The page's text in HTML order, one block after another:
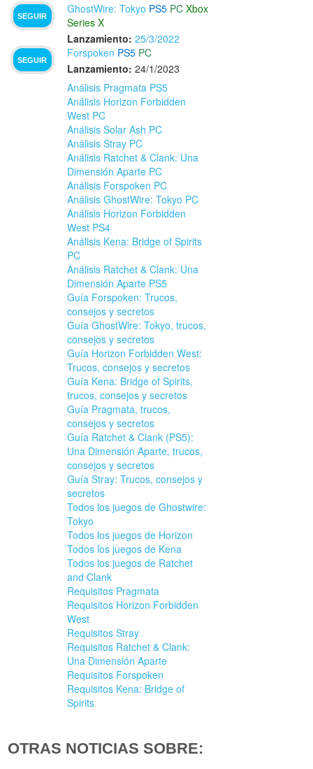
SEGUIR
GhostWire: Tokyo PS5 PC Xbox
Series X
Lanzamiento: 25/3/2022
SEGUIR
Forspoken PS5 PC
Lanzamiento: 24/1/2023
Análisis Pragmata PS5
Análisis Horizon Forbidden
West PC
Análisis Solar Ash PC
Análisis Stray PC
Análisis Ratchet & Clank: Una
Dimensión Aparte PC
Análisis Forspoken PC
Análisis GhostWire: Tokyo PC
Análisis Horizon Forbidden
West PS4
Análisis Kena: Bridge of Spirits
PC
Análisis Ratchet & Clank: Una
Dimensión Aparte PS5
Guía Forspoken: Trucos,
consejos y secretos
Guía GhostWire: Tokyo, trucos,
consejos y secretos
Guía Horizon Forbidden West:
Trucos, consejos y secretos
Guía Kena: Bridge of Spirits,
trucos, consejos y secretos
Guía Pragmata, trucos,
consejos y secretos
Guía Ratchet & Clank (PS5):
Una Dimensión Aparte, trucos,
consejos y secretos
Guía Stray: Trucos, consejos y
secretos
Todos los juegos de Ghostwire:
Tokyo
Todos los juegos de Horizon
Todos los juegos de Kena
Todos los juegos de Ratchet
and Clank
Requisitos Pragmata
Requisitos Horizon Forbidden
West
Requisitos Stray
Requisitos Ratchet & Clank:
Una Dimensión Aparte
Requisitos Forspoken
Requisitos Kena: Bridge of
Spirits
OTRAS NOTICIAS SOBRE: